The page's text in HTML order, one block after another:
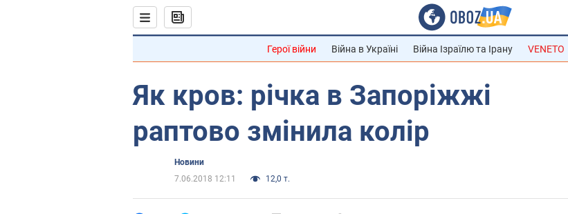
Герої війни Війна в Україні Війна Ізраїлю та Ірану VENETO
Як кров: річка в Запоріжжі
раптово змінила колір
Новини
7.06.2018 12:11
12,0 т.